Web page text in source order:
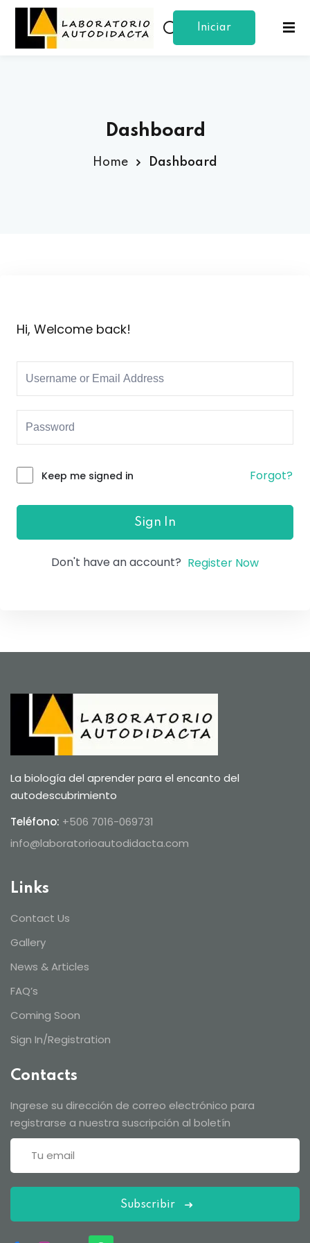
Iniciar
Dashboard
Home Dashboard
Hi, Welcome back!
Keep me signed in Forgot?
Sign In
Don't have an account? Register Now
La biología del aprender para el encanto del
autodescubrimiento
Teléfono: +506 7016-069731
info@laboratorioautodidacta.com
Links
Contact Us
Gallery
News & Articles
FAQ’s
Coming Soon
Sign In/Registration
Contacts
Ingrese su dirección de correo electrónico para
registrarse a nuestra suscripción al boletín
Subscribir
Sign in Sign up